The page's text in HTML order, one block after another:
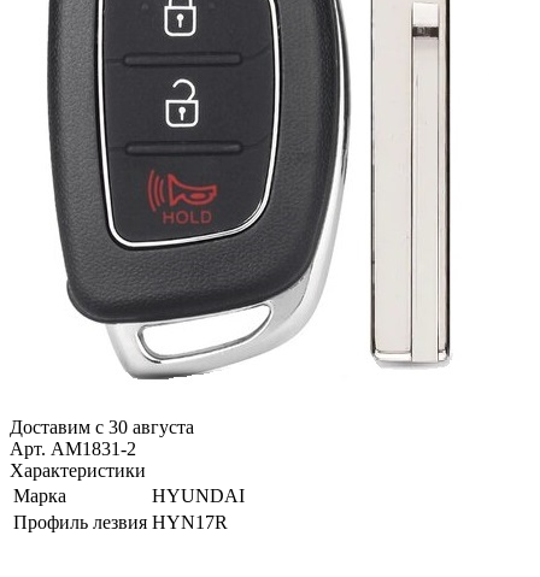
Доставим с 30 августа
Арт. AM1831-2
Характеристики
Марка
HYUNDAI
Профиль лезвия HYN17R